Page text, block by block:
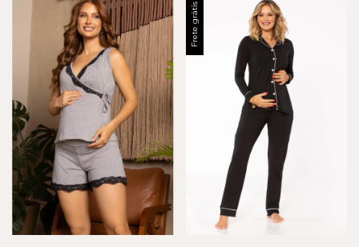
Frete grátis